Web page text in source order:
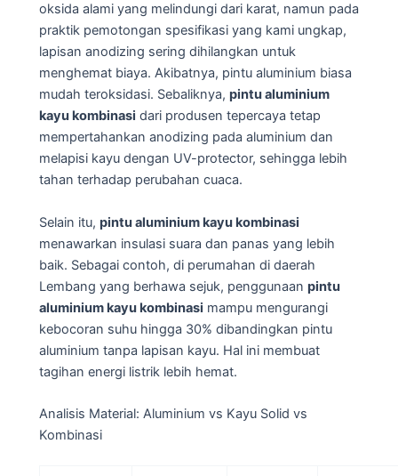
oksida alami yang melindungi dari karat, namun pada
praktik pemotongan spesifikasi yang kami ungkap,
lapisan anodizing sering dihilangkan untuk
menghemat biaya. Akibatnya, pintu aluminium biasa
mudah teroksidasi. Sebaliknya, pintu aluminium
kayu kombinasi dari produsen tepercaya tetap
mempertahankan anodizing pada aluminium dan
melapisi kayu dengan UV-protector, sehingga lebih
tahan terhadap perubahan cuaca.
Selain itu, pintu aluminium kayu kombinasi
menawarkan insulasi suara dan panas yang lebih
baik. Sebagai contoh, di perumahan di daerah
Lembang yang berhawa sejuk, penggunaan pintu
aluminium kayu kombinasi mampu mengurangi
kebocoran suhu hingga 30% dibandingkan pintu
aluminium tanpa lapisan kayu. Hal ini membuat
tagihan energi listrik lebih hemat.
Analisis Material: Aluminium vs Kayu Solid vs
Kombinasi